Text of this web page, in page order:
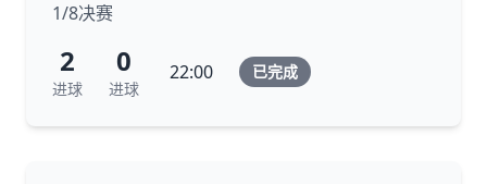
1/8决赛
2
进球
0
进球
22:00 已完成